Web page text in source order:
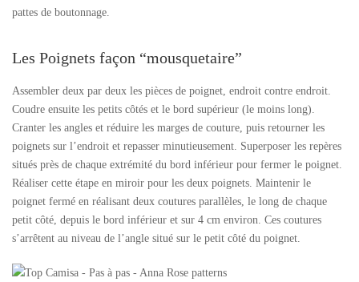
pattes de boutonnage.
Les Poignets façon “mousquetaire”
Assembler deux par deux les pièces de poignet, endroit contre endroit.
Coudre ensuite les petits côtés et le bord supérieur (le moins long).
Cranter les angles et réduire les marges de couture, puis retourner les
poignets sur l’endroit et repasser minutieusement. Superposer les repères
situés près de chaque extrémité du bord inférieur pour fermer le poignet.
Réaliser cette étape en miroir pour les deux poignets. Maintenir le
poignet fermé en réalisant deux coutures parallèles, le long de chaque
petit côté, depuis le bord inférieur et sur 4 cm environ. Ces coutures
s’arrêtent au niveau de l’angle situé sur le petit côté du poignet.